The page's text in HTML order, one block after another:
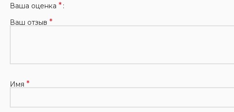
Ваша оценка *
Ваш отзыв *
Имя *